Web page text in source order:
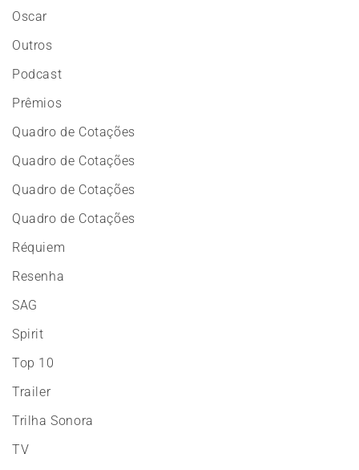
Oscar
Outros
Podcast
Prêmios
Quadro de Cotações
Quadro de Cotações
Quadro de Cotações
Quadro de Cotações
Réquiem
Resenha
SAG
Spirit
Top 10
Trailer
Trilha Sonora
TV